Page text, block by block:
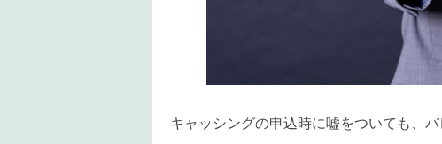
キャッシングの申込時に嘘をついても、